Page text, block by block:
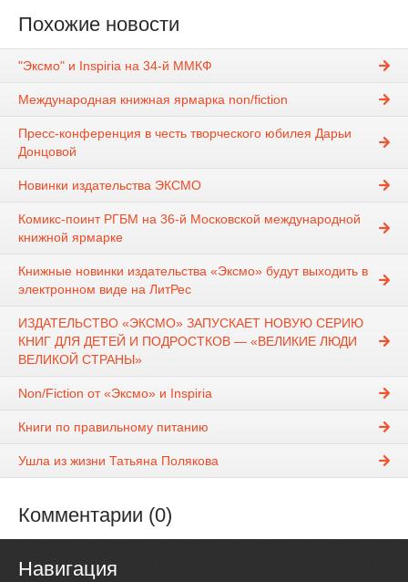
Похожие новости
"Эксмо" и Inspiria на 34-й ММКФ
Международная книжная ярмарка non/fiction
Пресс-конференция в честь творческого юбилея Дарьи
Донцовой
Новинки издательства ЭКСМО
Комикс-поинт РГБМ на 36-й Московской международной
книжной ярмарке
Книжные новинки издательства «Эксмо» будут выходить в
электронном виде на ЛитРес
ИЗДАТЕЛЬСТВО «ЭКСМО» ЗАПУСКАЕТ НОВУЮ СЕРИЮ
КНИГ ДЛЯ ДЕТЕЙ И ПОДРОСТКОВ — «ВЕЛИКИЕ ЛЮДИ
ВЕЛИКОЙ СТРАНЫ»
Non/Fiction от «Эксмо» и Inspiria
Книги по правильному питанию
Ушла из жизни Татьяна Полякова
Комментарии (0)
Навигация